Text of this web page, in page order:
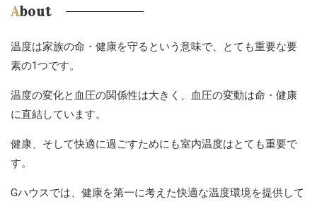
About
温度は家族の命・健康を守るという意味で、とても重要な要
素の1つです。
温度の変化と血圧の関係性は大きく、血圧の変動は命・健康
に直結しています。
健康、そして快適に過ごすためにも室内温度はとても重要で
す。
Gハウスでは、健康を第一に考えた快適な温度環境を提供して